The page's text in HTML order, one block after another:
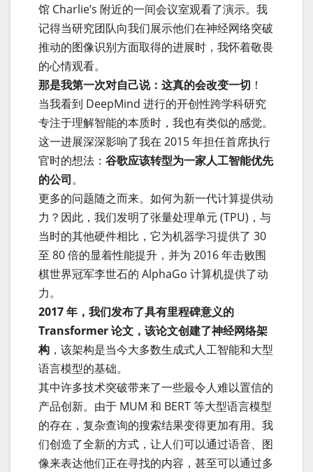
馆 Charlie’s 附近的一间会议室观看了演示。我
记得当研究团队向我们展示他们在神经网络突破
推动的图像识别方面取得的进展时，我怀着敬畏
的心情观看。
那是我第一次对自己说：这真的会改变一切 ！
当我看到 DeepMind 进行的开创性跨学科研究
专注于理解智能的本质时，我也有类似的感觉。
这一进展深深影响了我在 2015 年担任首席执行
官时的想法： 谷歌应该转型为一家人工智能优先
的公司。
更多的问题随之而来。如何为新一代计算提供动
力？因此，我们发明了张量处理单元 (TPU)，与
当时的其他硬件相比，它为机器学习提供了 30
至 80 倍的显着性能提升，并为 2016 年击败围
棋世界冠军李世石的 AlphaGo 计算机提供了动
力。
2017 年，我们发布了具有里程碑意义的
Transformer 论文，该论文创建了神经网络架
构 ，该架构是当今大多数生成式人工智能和大型
语言模型的基础。
其中许多技术突破带来了一些最令人难以置信的
产品创新。由于 MUM 和 BERT 等大型语言模型
的存在，复杂查询的搜索结果变得更加有用。我
们创造了全新的方式，让人们可以通过语音、图
像来表达他们正在寻找的内容，甚至可以通过多